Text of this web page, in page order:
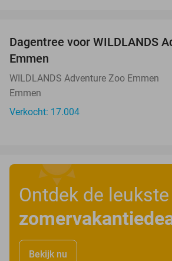
Dagentree voor WILDLANDS
Emmen
WILDLANDS Adventure Zoo Emmen
Emmen
Verkocht: 17.004
Ontdek de leukste
Bekijk nu